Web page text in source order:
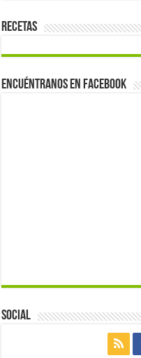
Recetas
Encuéntranos en Facebook
Social